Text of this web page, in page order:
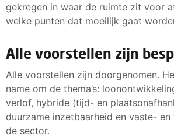
gekregen in waar de ruimte zit voor
welke punten dat moeilijk gaat
Alle voorstellen zijn
Alle voorstellen zijn doorgenomen.
name om de thema’s:
verlof, hybride (tijd- en
duurzame inzetbaarheid en vaste- en
de sector.